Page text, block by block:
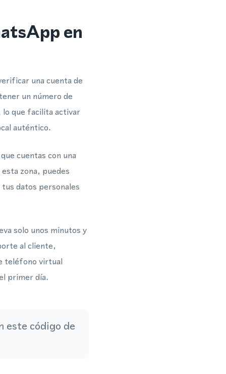
en
una cuenta de
un número de
que facilita activar
auténtico.
cuentas con una
zona, puedes
datos personales
solo unos minutos y
al cliente,
teléfono virtual
primer día.
este código de